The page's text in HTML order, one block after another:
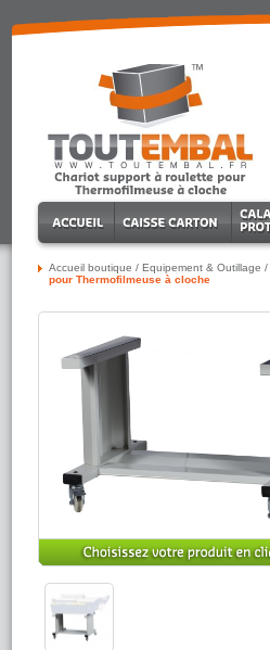
Accueil boutique / Equipement & Outillage /
pour Thermofilmeuse à cloche